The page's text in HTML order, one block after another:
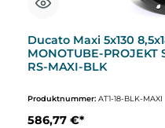
Ducato Maxi 5x130
MONOTUBE-
RS-MAXI-BLK
Produktnummer: AT1-18-BLK-MAXI
586,77 €*